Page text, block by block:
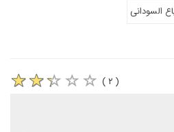
السودانی
( ۲ )